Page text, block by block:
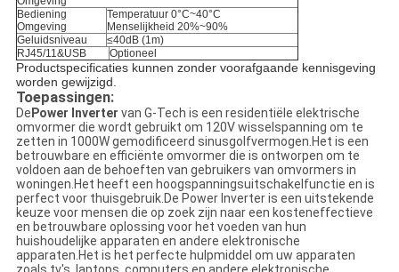
Bediening
Omgeving
Temperatuur 0°C~40°C
Menselijkheid 20%~90%
Geluidsniveau
≤40dB (1m)
RJ45/11&USB
Optioneel
Productspecificaties kunnen zonder voorafgaande kennisgeving
worden gewijzigd.
Toepassingen:
De Power Inverter van G-Tech is een residentiële elektrische
omvormer die wordt gebruikt om 120V wisselspanning om te
zetten in 1000W gemodificeerd sinusgolfvermogen.Het is een
betrouwbare en efficiënte omvormer die is ontworpen om te
voldoen aan de behoeften van gebruikers van omvormers in
woningen.Het heeft een hoogspanningsuitschakelfunctie en is
perfect voor thuisgebruik.De Power Inverter is een uitstekende
keuze voor mensen die op zoek zijn naar een kosteneffectieve
en betrouwbare oplossing voor het voeden van hun
huishoudelijke apparaten en andere elektronische
apparaten.Het is het perfecte hulpmiddel om uw apparaten